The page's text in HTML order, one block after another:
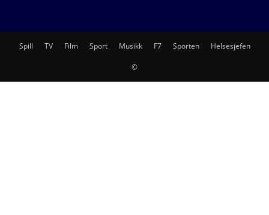
Spill TV Film Sport Musikk F7 Sporten Helsesjefen
©